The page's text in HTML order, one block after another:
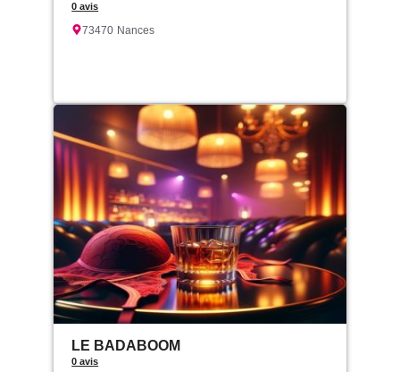
0 avis
73470 Nances
LE BADABOOM
0 avis